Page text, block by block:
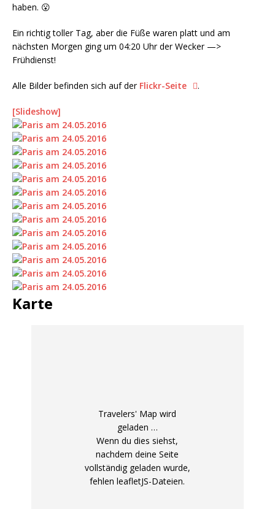
haben. 😮
Ein richtig toller Tag, aber die Füße waren platt und am
nächsten Morgen ging um 04:20 Uhr der Wecker —>
Frühdienst!
Alle Bilder befinden sich auf der Flickr-Seite .
[Slideshow]
Karte
Travelers' Map wird
geladen …
Wenn du dies siehst,
nachdem deine Seite
vollständig geladen wurde,
fehlen leafletJS-Dateien.